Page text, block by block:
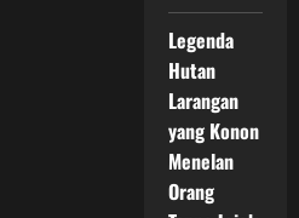
Legenda
Hutan
Larangan
yang Konon
Menelan
Orang